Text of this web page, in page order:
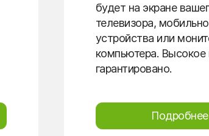
будет на экране
телевизора,
устройства или
компьютера. Высокое
гарантировано.
Подробнее